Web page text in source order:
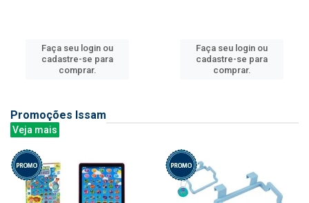
Faça seu login ou
cadastre-se para
comprar.
Faça seu login ou
cadastre-se para
comprar.
Promoções Issam
Veja mais